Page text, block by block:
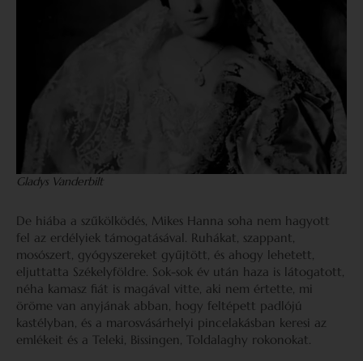
Gladys Vanderbilt
De hiába a szűkölködés, Mikes Hanna soha nem hagyott
fel az erdélyiek támogatásával. Ruhákat, szappant,
mosószert, gyógyszereket gyűjtött, és ahogy lehetett,
eljuttatta Székelyföldre. Sok-sok év után haza is látogatott,
néha kamasz fiát is magával vitte, aki nem értette, mi
öröme van anyjának abban, hogy feltépett padlójú
kastélyban, és a marosvásárhelyi pincelakásban keresi az
emlékeit és a Teleki, Bissingen, Toldalaghy rokonokat.